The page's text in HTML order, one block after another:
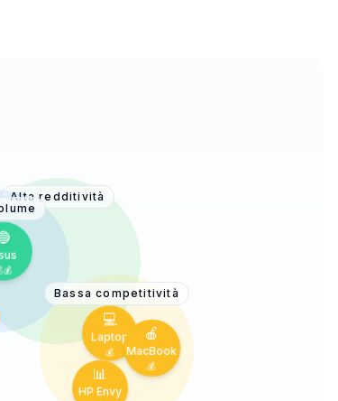
Alta redditività
Bassa competitività
💻
Laptop
MacBook
💰
🔵
Asus
💰
📊
HP Envy
💰